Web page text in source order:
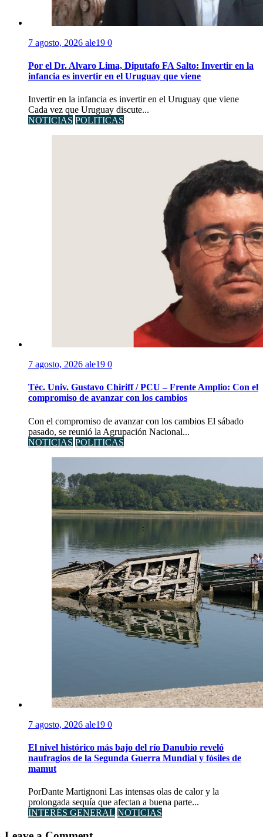
7 agosto, 2026 ale19 0
Por el Dr. Alvaro Lima, Diputafo FA Salto: Invertir en la
infancia es invertir en el Uruguay que viene
Invertir en la infancia es invertir en el Uruguay que viene
Cada vez que Uruguay discute...
NOTICIAS POLITICAS
7 agosto, 2026 ale19 0
Téc. Univ. Gustavo Chiriff / PCU – Frente Amplio: Con el
compromiso de avanzar con los cambios
Con el compromiso de avanzar con los cambios El sábado
pasado, se reunió la Agrupación Nacional...
NOTICIAS POLITICAS
7 agosto, 2026 ale19 0
El nivel histórico más bajo del río Danubio reveló
naufragios de la Segunda Guerra Mundial y fósiles de
mamut
PorDante Martignoni Las intensas olas de calor y la
prolongada sequía que afectan a buena parte...
INTERÉS GENERAL NOTICIAS